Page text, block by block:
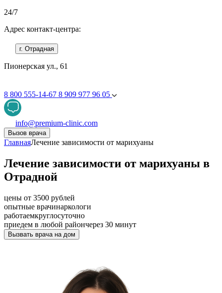
24/7
Адрес контакт-центра:
г. Отрадная
Пионерская ул., 61
8 800 555-14-67 8 909 977 96 05
info@premium-clinic.com
Вызов врача
ГлавнаяЛечение зависимости от марихуаны
Лечение зависимости от марихуаны в
Отрадной
цены от 3500 рублей
опытные врачинаркологи
работаемкруглосуточно
приедем в любой райончерез 30 минут
Вызвать врача на дом